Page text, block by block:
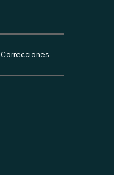
Correcciones